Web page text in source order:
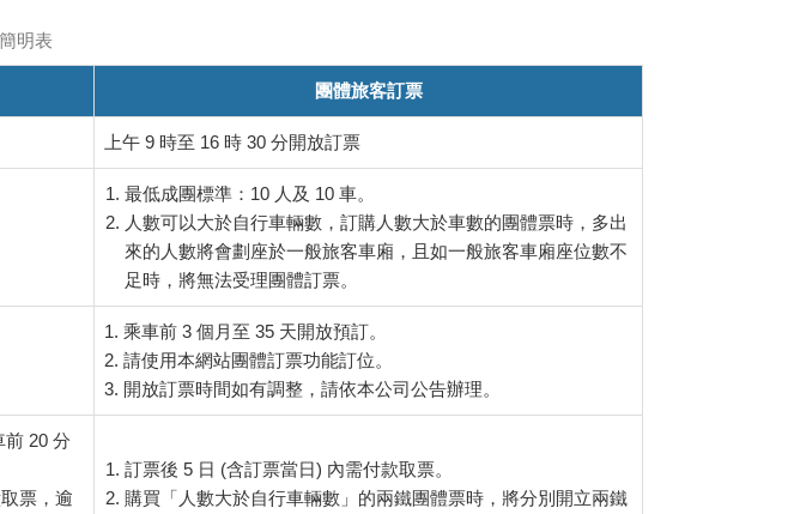
明表
團體旅客訂票
上午 9 時至 16 時 30 分開放訂票
最低成團標準：10 人及 10 車。
人數可以大於自行車輛數，訂購人數大於車數的團體票時，多出
來的人數將會劃座於一般旅客車廂，且如一般旅客車廂座位數不
足時，將無法受理團體訂票。
1. 乘車前 3 個月至 35 天開放預訂。
2. 請使用本網站團體訂票功能訂位。
3. 開放訂票時間如有調整，請依本公司公告辦理。
20 分
票，逾
訂票後 5 日 (含訂票當日) 內需付款取票。
購買「人數大於自行車輛數」的兩鐵團體票時，將分別開立兩鐵